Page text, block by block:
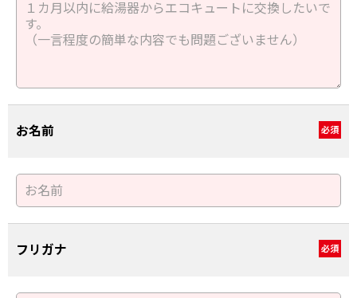
お名前 必須
フリガナ 必須